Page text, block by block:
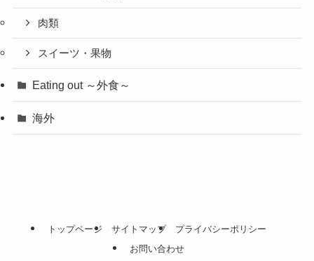
肉類
スイーツ・果物
Eating out ～外食～
海外
トップページ サイトマップ
プライバシーポリシー
お問い合わせ